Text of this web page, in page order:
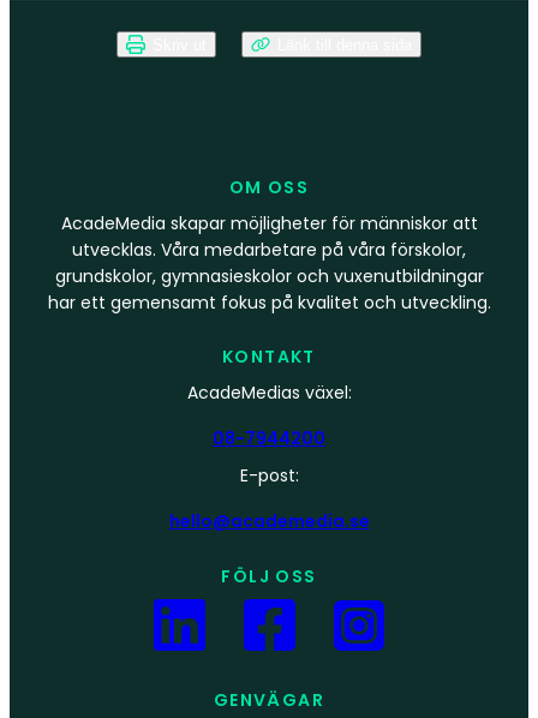
OM OSS
AcadeMedia skapar möjligheter för människor att
utvecklas. Våra medarbetare på våra förskolor,
grundskolor, gymnasieskolor och vuxenutbildningar
har ett gemensamt fokus på kvalitet och utveckling.
KONTAKT
AcadeMedias växel:
08-7944200
E-post:
hello@academedia.se
FÖLJ OSS
GENVÄGAR